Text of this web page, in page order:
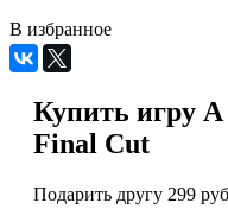
В избранное
Купить игру
Final Cut
Подарить другу 299